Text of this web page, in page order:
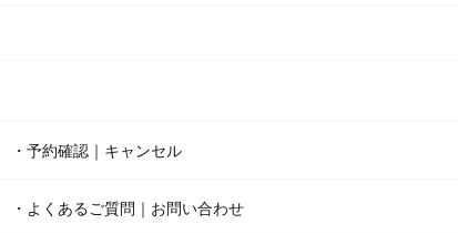
・予約確認｜キャンセル
・よくあるご質問｜お問い合わせ